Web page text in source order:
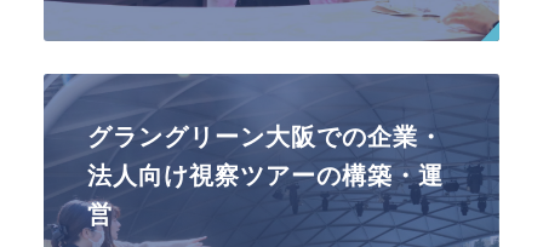
運営施設・実績紹介
お役立ち情報
採用情報
企業情報
グラングリーン大阪での企業・
法人向け視察ツアーの構築・運
営